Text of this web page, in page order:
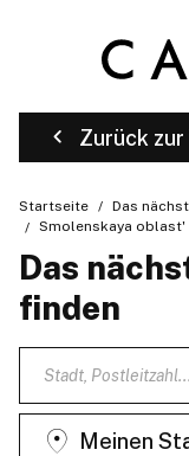
Zurück
Startseite Das
Smolenskaya oblast'
Das
finden
Meinen